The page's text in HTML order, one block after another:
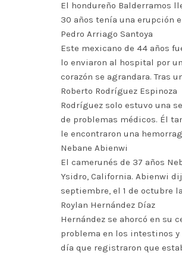
El hondureño Balderramos
30 años tenía una erupción
Pedro Arriago Santoya
Este mexicano de 44 años
lo enviaron al hospital por
corazón se agrandara. Tras
Roberto Rodríguez Espinoza
Rodríguez solo estuvo una
de problemas médicos. Él
le encontraron una
Nebane Abienwi
El camerunés de 37 años
Ysidro, California. Abienwi
septiembre, el 1 de octubre
Roylan Hernández Díaz
Hernández se ahorcó en su
problema en los intestinos
día que registraron que